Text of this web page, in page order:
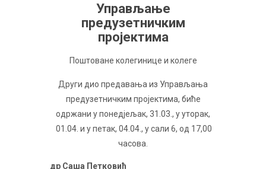
Управљање
предузетничким
пројектима
Поштоване колегинице и колеге
Други дио предавања из Управљања
предузетничким пројектима, биће
одржани у понедјељак, 31.03., у уторак,
01.04. и у петак, 04.04., у сали 6, од 17,00
часова.
др Саша Петковић